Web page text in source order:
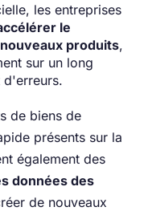
les entreprises
le
produits,
sur un long
d'erreurs.
de biens de
présents sur la
également des
données des
de nouveaux